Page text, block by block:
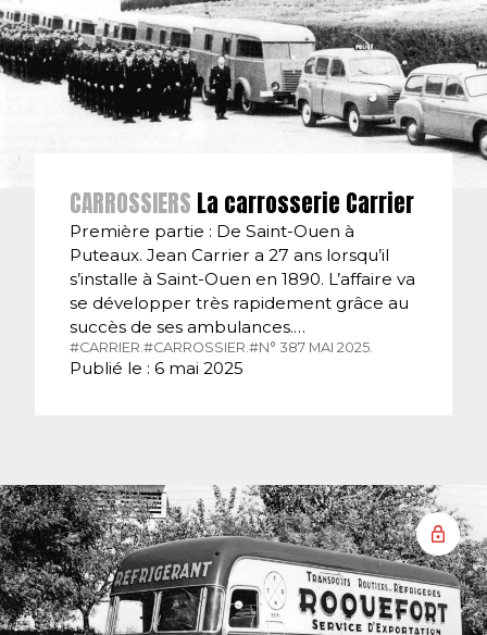
CARROSSIERS La carrosserie Carrier
Première partie : De Saint-Ouen à
Puteaux. Jean Carrier a 27 ans lorsqu’il
s’installe à Saint-Ouen en 1890. L’affaire va
se développer très rapidement grâce au
succès de ses ambulances.…
#CARRIER.#CARROSSIER.#N° 387 MAI 2025.
Publié le : 6 mai 2025